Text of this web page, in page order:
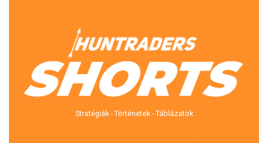
Stratégiák - Történetek - Táblázatok